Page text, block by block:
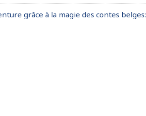
grâce à la magie des contes belges: